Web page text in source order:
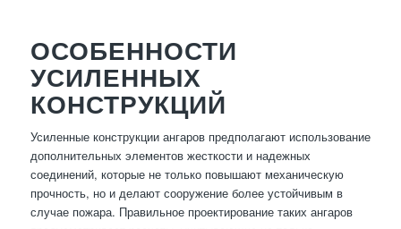
ОСОБЕННОСТИ
УСИЛЕННЫХ
КОНСТРУКЦИЙ
Усиленные конструкции ангаров предполагают использование
дополнительных элементов жесткости и надежных
соединений, которые не только повышают механическую
прочность, но и делают сооружение более устойчивым в
случае пожара. Правильное проектирование таких ангаров